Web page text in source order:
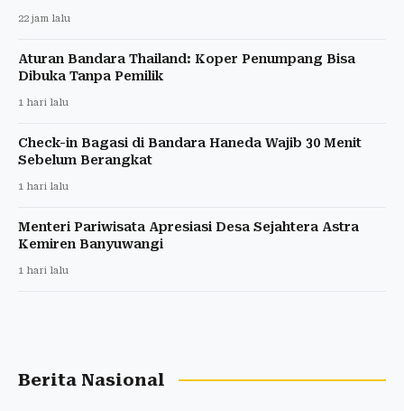
22 jam lalu
Aturan Bandara Thailand: Koper Penumpang Bisa
Dibuka Tanpa Pemilik
1 hari lalu
Check-in Bagasi di Bandara Haneda Wajib 30 Menit
Sebelum Berangkat
1 hari lalu
Menteri Pariwisata Apresiasi Desa Sejahtera Astra
Kemiren Banyuwangi
1 hari lalu
Berita Nasional